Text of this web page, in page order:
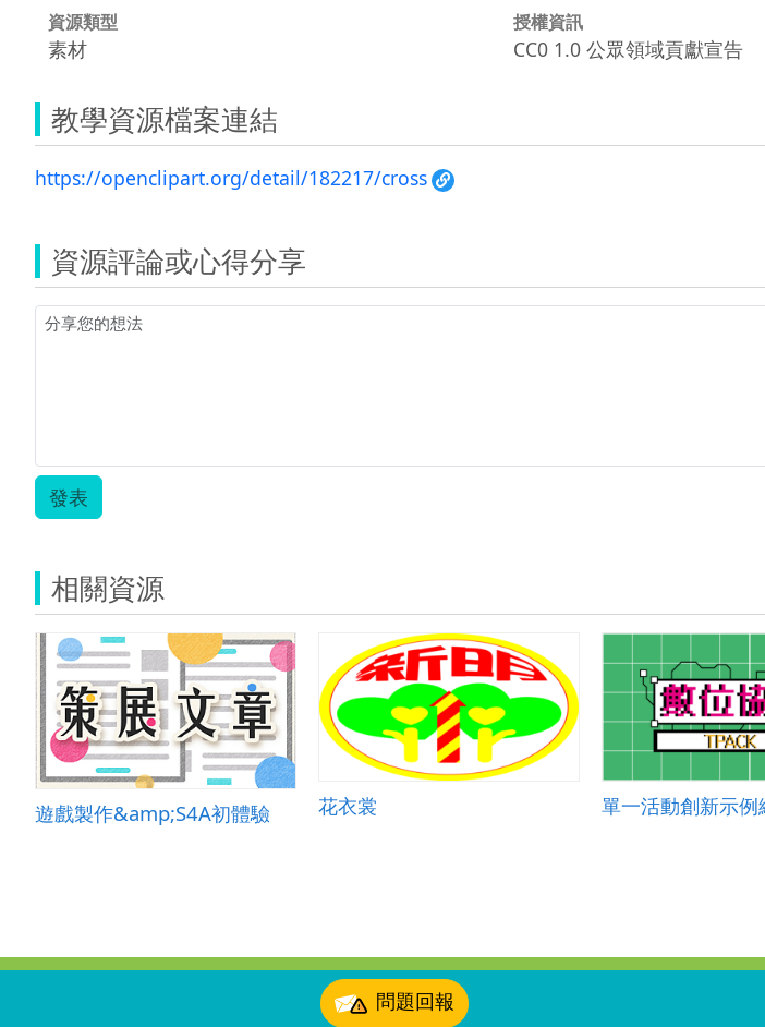
資源類型
素材
授權資訊
CC0 1.0 公眾領域貢獻宣告
教學資源檔案連結
https://openclipart.org/detail/182217/cross
資源評論或心得分享
發表
相關資源
遊戲製作&amp;S4A初體驗 花衣裳
問題回報